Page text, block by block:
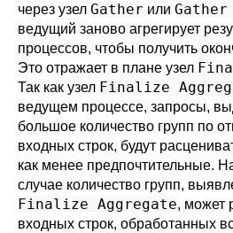
через узел Gather или Gather
ведущий заново агрегирует
процессов, чтобы получить
Это отражает в плане узел
Так как узел Finalize
ведущем процессе, запросы,
большое количество групп по
входных строк, будут
как менее предпочтительные.
случае количество групп,
Finalize Aggregate, может
входных строк, обработанных